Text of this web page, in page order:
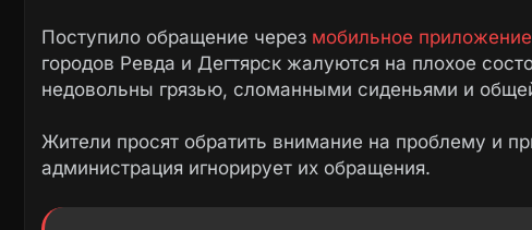
Поступило обращение через мобильное приложение
городов Ревда и Дегтярск жалуются на плохое
недовольны грязью, сломанными сиденьями и
Жители просят обратить внимание на проблему и
администрация игнорирует их обращения.